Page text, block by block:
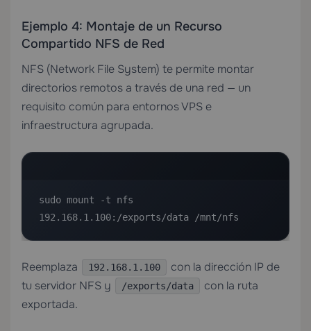
Ejemplo 4: Montaje de un Recurso
Compartido NFS de Red
NFS (Network File System) te permite montar
directorios remotos a través de una red — un
requisito común para entornos VPS e
infraestructura agrupada.
sudo mount -t nfs
192.168.1.100:/exports/data /mnt/nfs
Reemplaza 192.168.1.100
con la dirección IP de
tu servidor NFS y
/exports/data
con la ruta
exportada.